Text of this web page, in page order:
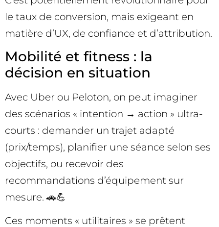
le taux de conversion, mais exigeant en
matière d’UX, de confiance et d’attribution.
Mobilité et fitness : la
décision en situation
Avec Uber ou Peloton, on peut imaginer
des scénarios « intention → action » ultra-
courts : demander un trajet adapté
(prix/temps), planifier une séance selon ses
objectifs, ou recevoir des
recommandations d’équipement sur
mesure. 🚗💪
Ces moments « utilitaires » se prêtent